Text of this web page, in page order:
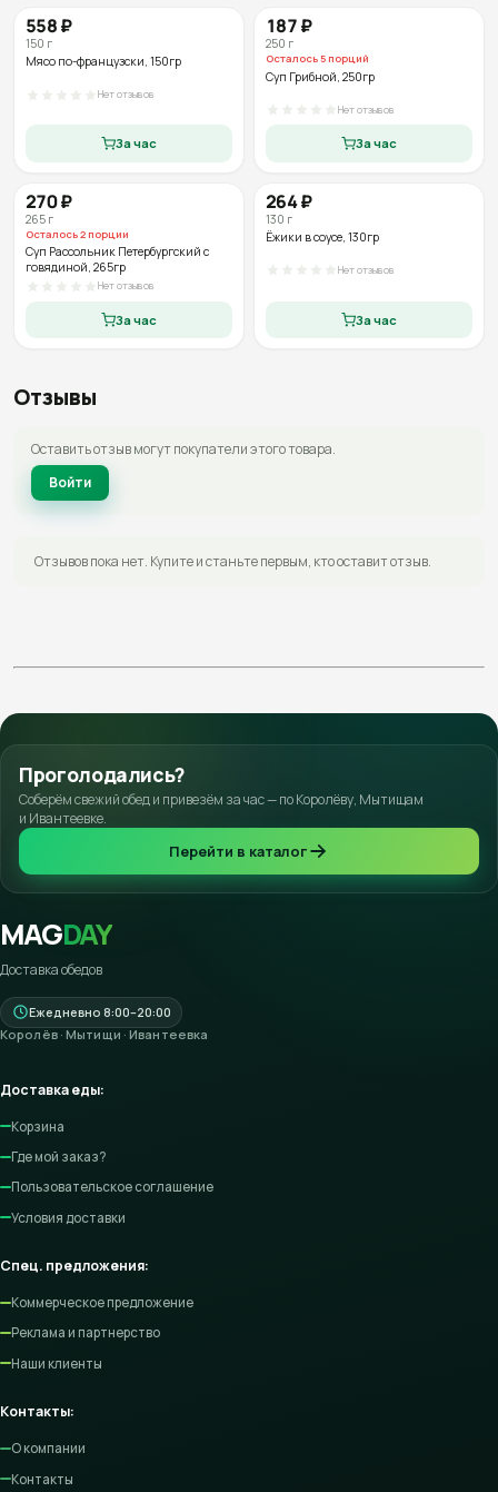
558₽
150 г
Мясо по-французски, 150гр
Нет отзывов
За час
187₽
250 г
Осталось5порций
Суп Грибной , 250гр
Нет отзывов
За час
270₽
265г
Осталось2порции
Суп Рассольник Петербургский с
говядиной, 265гр
Нет отзывов
За час
264₽
130 г
Ёжики в соусе, 130гр
Нет отзывов
За час
Отзывы
Оставить отзыв могут покупатели этого товара.
Войти
Отзывов пока нет. Купите и станьте первым, кто оставит отзыв.
Проголодались?
Соберём свежий обед и привезём за час — по Королёву, Мытищам
и Ивантеевке.
Перейти в каталог
MAGDAY
Доставка обедов
Ежедневно 8:00–20:00
Королёв · Мытищи · Ивантеевка
Доставка еды:
Корзина
Где мой заказ?
Пользовательское соглашение
Условия доставки
Спец. предложения:
Коммерческое предложение
Реклама и партнерство
Наши клиенты
Контакты:
О компании
Контакты